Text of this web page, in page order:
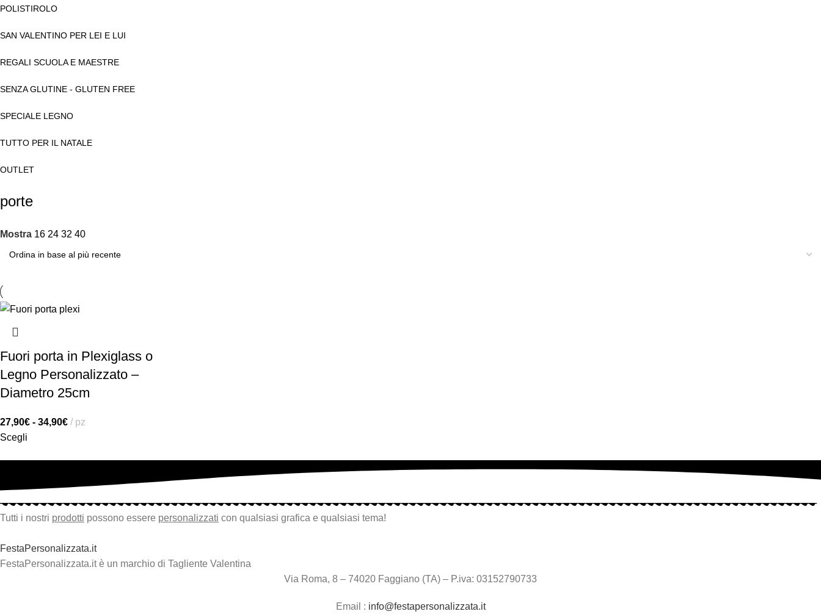
POLISTIROLO
SAN VALENTINO PER LEI E LUI
REGALI SCUOLA E MAESTRE
SENZA GLUTINE - GLUTEN FREE
SPECIALE LEGNO
TUTTO PER IL NATALE
OUTLET
porte
Mostra 16 24 32 40
Fuori porta in Plexiglass o
Legno Personalizzato –
Diametro 25cm
27,90€ - 34,90€
pz
Scegli
Tutti i nostri prodotti possono essere personalizzati con qualsiasi grafica e qualsiasi tema!
FestaPersonalizzata.it
FestaPersonalizzata.it è un marchio di Tagliente Valentina
Via Roma, 8 – 74020 Faggiano (TA) – P.iva: 03152790733
Email : info@festapersonalizzata.it